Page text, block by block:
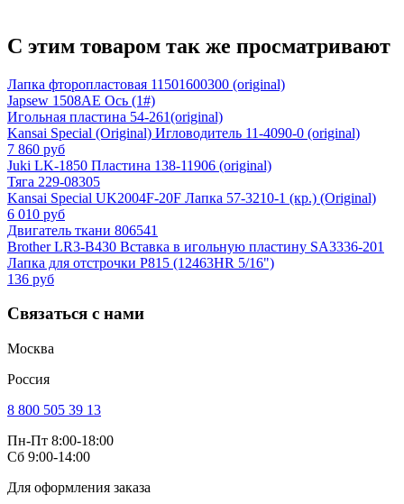
С этим товаром так же просматривают
Лапка фторопластовая 11501600300 (original)
Japsew 1508AE Ось (1#)
Игольная пластина 54-261(original)
Kansai Special (Original) Игловодитель 11-4090-0 (original)
7 860 руб
Juki LK-1850 Пластина 138-11906 (original)
Тяга 229-08305
Kansai Special UK2004F-20F Лапка 57-3210-1 (кр.) (Original)
6 010 руб
Двигатель ткани 806541
Brother LR3-B430 Вставка в игольную пластину SA3336-201
Лапка для отстрочки P815 (12463HR 5/16")
136 руб
Связаться с нами
Москва
Россия
8 800 505 39 13
Пн-Пт 8:00-18:00
Сб 9:00-14:00
Для оформления заказа